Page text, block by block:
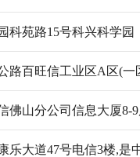
科苑路15号科兴科学园
路百旺信工业区A区(一
佛山分公司信息大厦8-
乐大道47号电信3楼,是